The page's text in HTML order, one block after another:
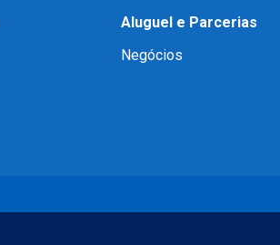
Aluguel e Parcerias
Negócios